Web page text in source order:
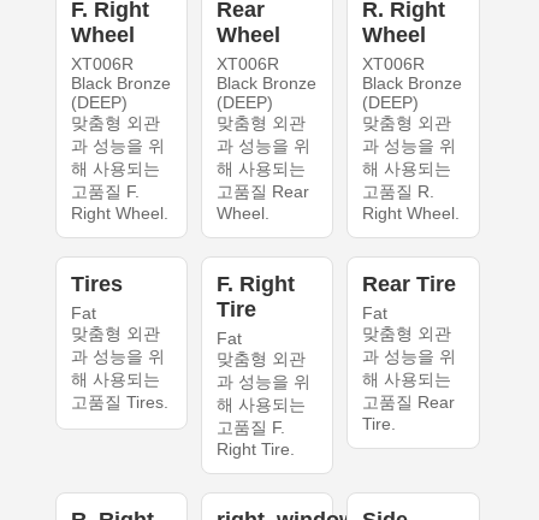
F. Right
Wheel
XT006R
Black Bronze
(DEEP)
맞춤형 외관
과 성능을 위
해 사용되는
고품질 F.
Right Wheel.
Rear
Wheel
XT006R
Black Bronze
(DEEP)
맞춤형 외관
과 성능을 위
해 사용되는
고품질 Rear
Wheel.
R. Right
Wheel
XT006R
Black Bronze
(DEEP)
맞춤형 외관
과 성능을 위
해 사용되는
고품질 R.
Right Wheel.
Tires
Fat
맞춤형 외관
과 성능을 위
해 사용되는
고품질 Tires.
F. Right
Tire
Fat
맞춤형 외관
과 성능을 위
해 사용되는
고품질 F.
Right Tire.
Rear Tire
Fat
맞춤형 외관
과 성능을 위
해 사용되는
고품질 Rear
Tire.